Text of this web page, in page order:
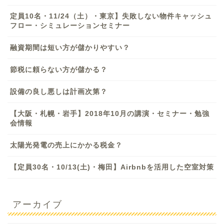
定員10名・11/24（土）・東京】失敗しない物件キャッシュ
フロー・シミュレーションセミナー
融資期間は短い方が儲かりやすい？
節税に頼らない方が儲かる？
設備の良し悪しは計画次第？
【大阪・札幌・岩手】2018年10月の講演・セミナー・勉強
会情報
太陽光発電の売上にかかる税金？
【定員30名・10/13(土)・梅田】Airbnbを活用した空室対策
アーカイブ